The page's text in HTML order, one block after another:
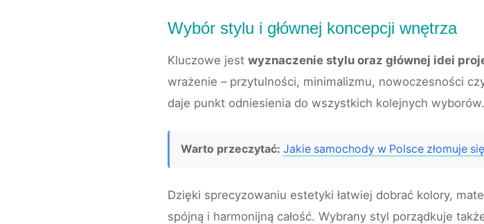
Wybór stylu i głównej koncepcji wnętrza
Kluczowe jest wyznaczenie stylu oraz głównej idei
wrażenie – przytulności, minimalizmu, nowoczesności
daje punkt odniesienia do wszystkich kolejnych wyborów.
Warto przeczytać: Jakie samochody w Polsce złomuje
Dzięki sprecyzowaniu estetyki łatwiej dobrać kolory,
spójną i harmonijną całość. Wybrany styl porządkuje